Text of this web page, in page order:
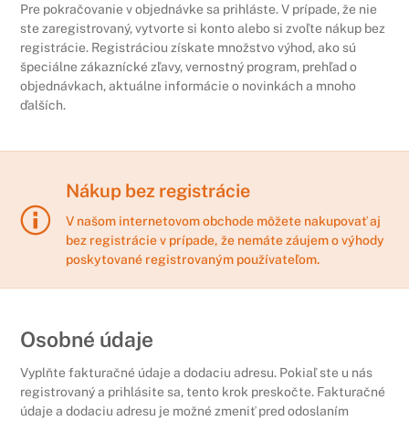
Pre pokračovanie v objednávke sa prihláste. V prípade, že nie
ste zaregistrovaný, vytvorte si konto alebo si zvoľte nákup bez
registrácie. Registráciou získate množstvo výhod, ako sú
špeciálne zákaznícké zľavy, vernostný program, prehľad o
objednávkach, aktuálne informácie o novinkách a mnoho
ďalších.
Nákup bez registrácie
V našom internetovom obchode môžete nakupovať aj
bez registrácie v prípade, že nemáte záujem o výhody
poskytované registrovaným používateľom.
Osobné údaje
Vyplňte fakturačné údaje a dodaciu adresu. Pokiaľ ste u nás
registrovaný a prihlásite sa, tento krok preskočte. Fakturačné
údaje a dodaciu adresu je možné zmeniť pred odoslaním